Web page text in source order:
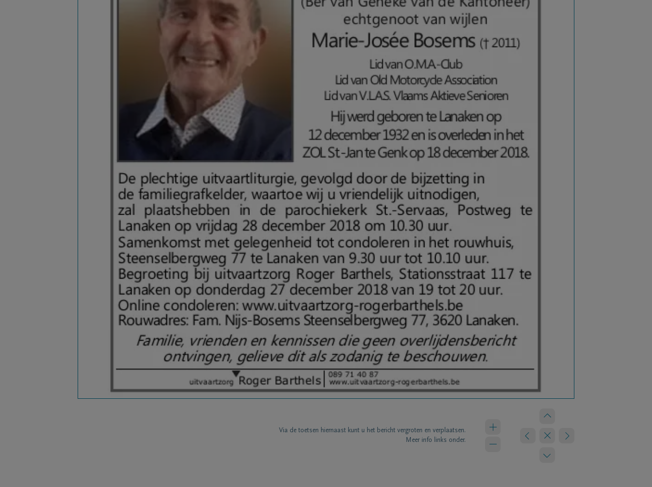
Via de toetsen hiernaast kunt u het bericht vergroten en verplaatsen.
Meer info links onder.